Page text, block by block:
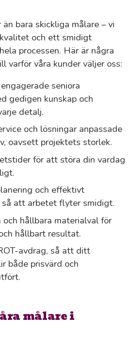
bara skickliga målare – vi
och ett smidigt
processen. Här är några
varför våra kunder väljer oss:
seniora
gedigen kunskap och
detalj.
och lösningar anpassade
oavsett projektets storlek.
för att störa din vardag
och effektivt
så att arbetet flyter smidigt.
och hållbara materialval för
hållbart resultat.
avdrag, så att ditt
både prisvärd och
målare i